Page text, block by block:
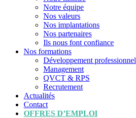
Notre équipe
Nos valeurs
Nos implantations
Nos partenaires
Ils nous font confiance
Nos formations
Développement professionnel
Management
QVCT & RPS
Recrutement
Actualités
Contact
OFFRES D’EMPLOI